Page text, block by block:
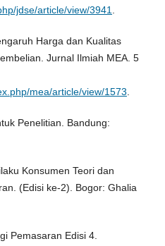
jdse/article/view/3941.
Harga dan Kualitas
Jurnal Ilmiah MEA. 5
mea/article/view/1573.
Penelitian. Bandung:
Konsumen Teori dan
(Edisi ke-2). Bogor: Ghalia
Pemasaran Edisi 4.